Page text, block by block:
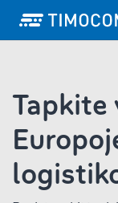
Tapkite